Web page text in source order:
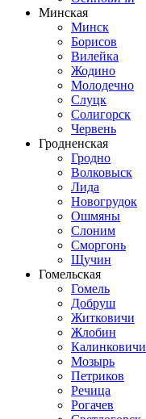
Минская
Минск
Борисов
Вилейка
Жодино
Молодечно
Слуцк
Солигорск
Червень
Гродненская
Гродно
Волковыск
Лида
Новогрудок
Ошмяны
Слоним
Сморгонь
Щучин
Гомельская
Гомель
Добруш
Житковичи
Жлобин
Калинковичи
Мозырь
Петриков
Речица
Рогачев